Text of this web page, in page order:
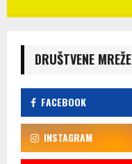
DRUŠTVENE MREŽE
FACEBOOK
INSTAGRAM